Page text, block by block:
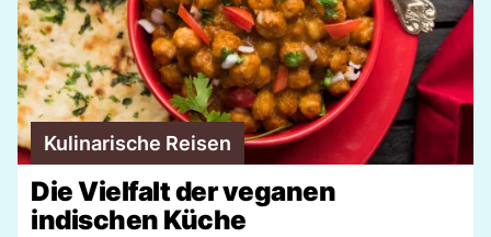
Kulinarische Reisen
Die Vielfalt der veganen
indischen Küche